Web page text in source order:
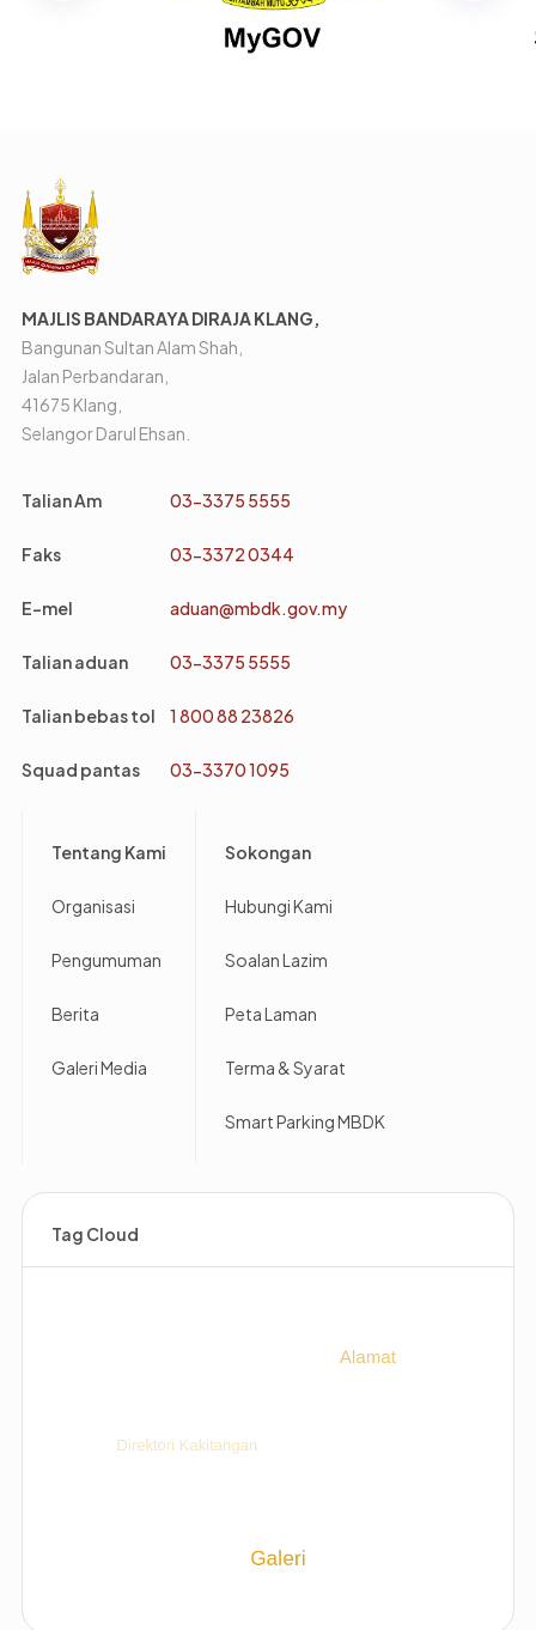
MAJLIS BANDARAYA DIRAJA KLANG,
Bangunan Sultan Alam Shah,
Jalan Perbandaran,
41675 Klang,
Selangor Darul Ehsan.
Talian Am 03-3375 5555
Faks 03-3372 0344
E-mel aduan@mbdk.gov.my
Talian aduan 03-3375 5555
Talian bebas tol 1 800 88 23826
Squad pantas 03-3370 1095
Tentang Kami
Organisasi
Pengumuman
Berita
Galeri Media
Sokongan
Hubungi Kami
Soalan Lazim
Peta Laman
Terma & Syarat
Smart Parking MBDK
Tag Cloud